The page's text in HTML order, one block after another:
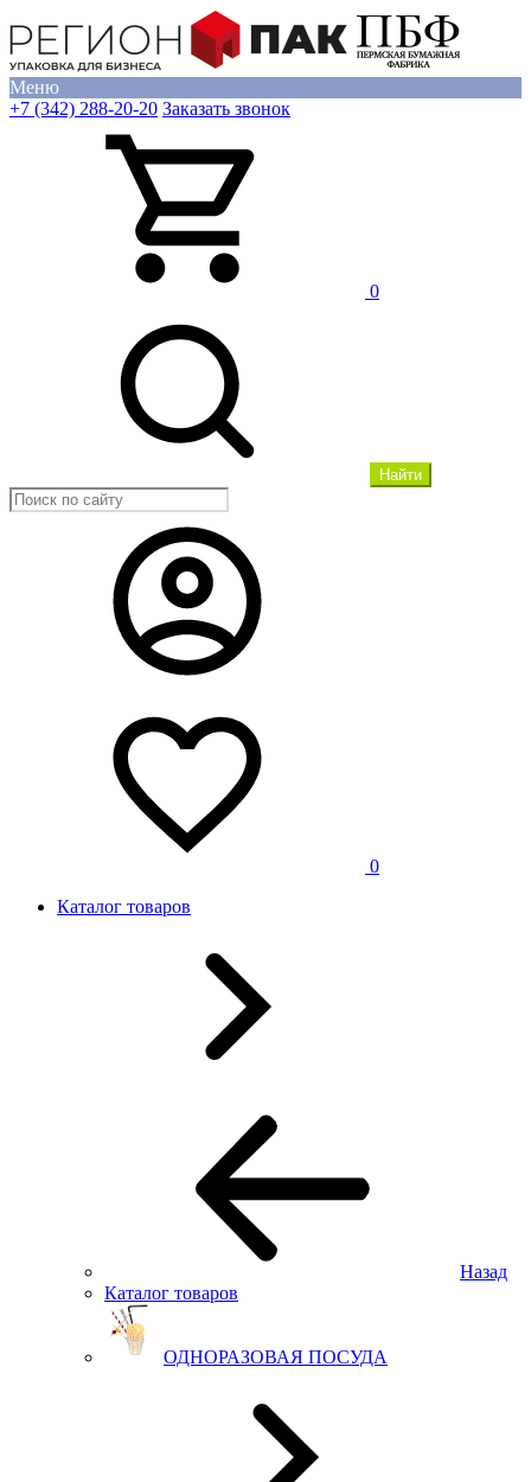
Меню
+7 (342) 288-20-20 Заказать звонок
0
Найти
0
Каталог товаров
Назад
Каталог товаров
ОДНОРАЗОВАЯ ПОСУДА